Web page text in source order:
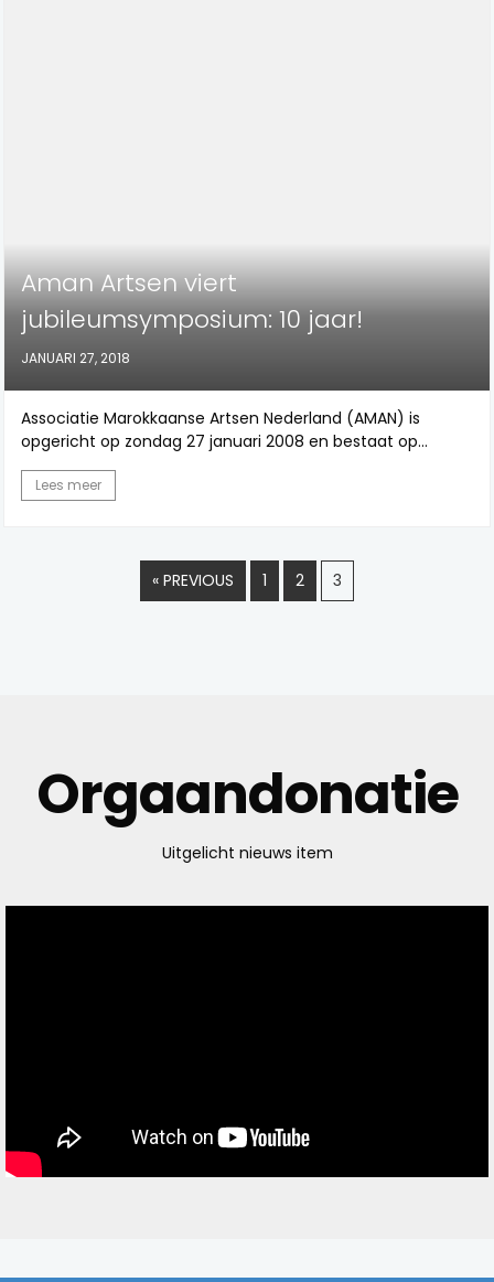
Aman Artsen viert
jubileumsymposium: 10 jaar!
JANUARI 27, 2018
Associatie Marokkaanse Artsen Nederland (AMAN) is
opgericht op zondag 27 januari 2008 en bestaat op...
Lees meer
« PREVIOUS 1 2 3
Orgaandonatie
Uitgelicht nieuws item